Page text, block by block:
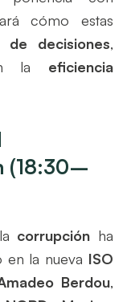
cómo estas
de decisiones,
la eficiencia
(18:30–
corrupción ha
en la nueva ISO
Berdou,